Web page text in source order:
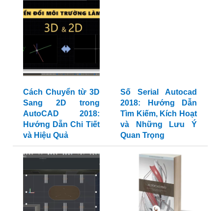
Cách Chuyển từ 3D
Sang 2D trong
AutoCAD 2018:
Hướng Dẫn Chi Tiết
và Hiệu Quả
Số Serial Autocad
2018: Hướng Dẫn
Tìm Kiếm, Kích Hoạt
và Những Lưu Ý
Quan Trọng